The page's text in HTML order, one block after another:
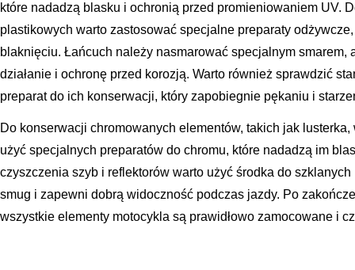
które nadadzą blasku i ochronią przed promieniowaniem UV.
plastikowych warto zastosować specjalne preparaty
blaknięciu. Łańcuch należy nasmarować specjalnym smarem,
działanie i ochronę przed korozją. Warto również sprawdzić
preparat do ich konserwacji, który zapobiegnie pękaniu i
Do konserwacji chromowanych elementów, takich jak
użyć specjalnych preparatów do chromu, które nadadzą im
czyszczenia szyb i reflektorów warto użyć środka do
smug i zapewni dobrą widoczność podczas jazdy. Po
wszystkie elementy motocykla są prawidłowo zamocowane i